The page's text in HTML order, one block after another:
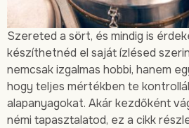
Szereted a sört, és mindig is
készíthetnéd el saját ízlésed
nemcsak izgalmas hobbi, hanem
hogy teljes mértékben te
alapanyagokat. Akár kezdőként
némi tapasztalatod, ez a cikk